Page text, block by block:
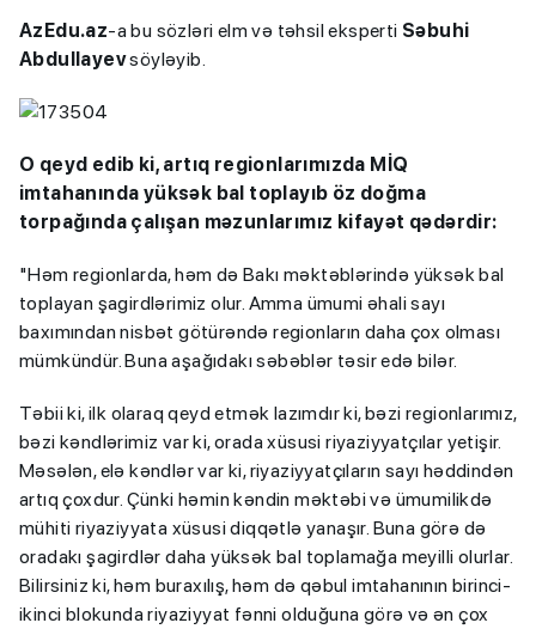
AzEdu.az-a bu sözləri elm və təhsil eksperti Səbuhi
Abdullayevsöyləyib.
O qeyd edib ki, artıq regionlarımızda MİQ
imtahanında yüksək bal toplayıb öz doğma
torpağında çalışan məzunlarımız kifayət qədərdir:
"Həm regionlarda, həm də Bakı məktəblərində yüksək bal
toplayan şagirdlərimiz olur. Amma ümumi əhali sayı
baxımından nisbət götürəndə regionların daha çox olması
mümkündür. Buna aşağıdakı səbəblər təsir edə bilər.
Təbii ki, ilk olaraq qeyd etmək lazımdır ki, bəzi regionlarımız,
bəzi kəndlərimiz var ki, orada xüsusi riyaziyyatçılar yetişir.
Məsələn, elə kəndlər var ki, riyaziyyatçıların sayı həddindən
artıq çoxdur. Çünki həmin kəndin məktəbi və ümumilikdə
mühiti riyaziyyata xüsusi diqqətlə yanaşır. Buna görə də
oradakı şagirdlər daha yüksək bal toplamağa meyilli olurlar.
Bilirsiniz ki, həm buraxılış, həm də qəbul imtahanının birinci-
ikinci blokunda riyaziyyat fənni olduğuna görə və ən çox